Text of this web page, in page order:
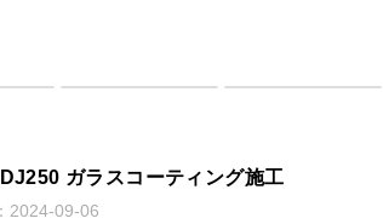
ガラスコーティング施工
2024-09-06